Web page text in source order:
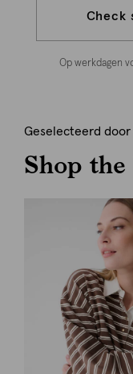
Check
Op werkdagen
Geselecteerd door
Shop